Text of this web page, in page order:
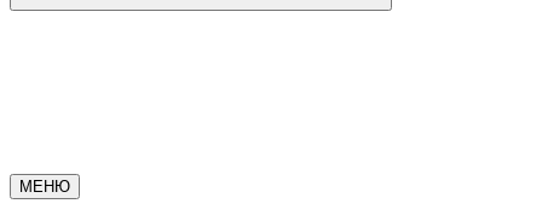
МЕНЮ